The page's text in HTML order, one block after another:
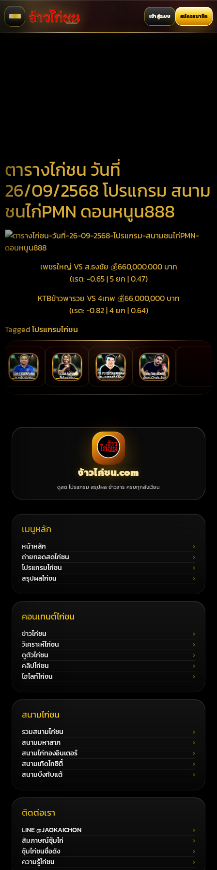
เข้าสู่ระบบ สมัครสมาชิก
ตารางไก่ชน วันที่
26/09/2568 โปรแกรม สนาม
ชนไก่PMN ดอนหนูน888
เพชรใหญ่ VS ส.ธงชัย 💰660,000,000 บาท
(เรต: -0.65 | 5 ยก | 0.47)
KTBข้าวพารวย VS 4เทพ 💰66,000,000 บาท
(เรต: -0.82 | 4 ยก | 0.64)
Taggedโปรแกรมไก่ชน
จ้าวไก่ชน.com
ดูสด โปรแกรม สรุปผล ข่าวสาร ครบทุกสังเวียน
เมนูหลัก
หน้าหลัก
ถ่ายทอดสดไก่ชน
โปรแกรมไก่ชน
สรุปผลไก่ชน
คอนเทนต์ไก่ชน
ข่าวไก่ชน
วิเคราะห์ไก่ชน
ดูตัวไก่ชน
คลิปไก่ชน
ไฮไลท์ไก่ชน
สนามไก่ชน
รวมสนามไก่ชน
สนามมหาลาภ
สนามไก่ทองอินเตอร์
สนามเทิดไทซิตี้
สนามบึงทับแต้
ติดต่อเรา
LINE @JAOKAICHON
สัมภาษณ์ซุ้มไก่
ซุ้มไก่ชนชื่อดัง
ความรู้ไก่ชน